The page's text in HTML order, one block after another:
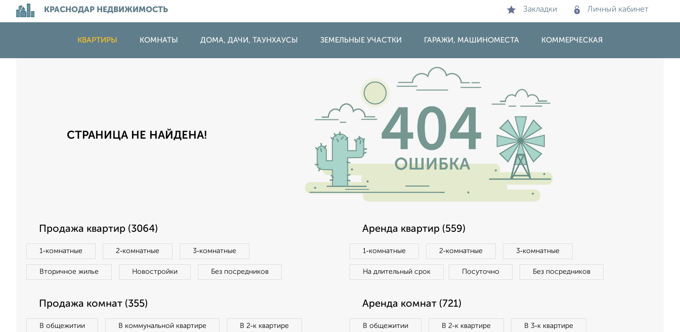
КРАСНОДАР НЕДВИЖИМОСТЬ Закладки Личный кабинет
КВАРТИРЫ КОМНАТЫ ДОМА, ДАЧИ, ТАУНХАУСЫ ЗЕМЕЛЬНЫЕ УЧАСТКИ ГАРАЖИ, МАШИНОМЕСТА КОММЕРЧЕСКАЯ
СТРАНИЦА НЕ НАЙДЕНА!
Продажа квартир (3064)
1‑комнатные 2‑комнатные 3‑комнатные
Вторичное жилье Новостройки Без посредников
Аренда квартир (559)
1‑комнатные 2‑комнатные 3‑комнатные
На длительный срок Посуточно Без посредников
Продажа комнат (355)
В общежитии В коммунальной квартире В 2‑к квартире
Аренда комнат (721)
В общежитии В 2‑к квартире В 3‑к квартире